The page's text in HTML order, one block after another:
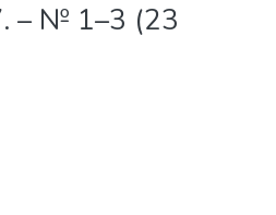
– № 1–3 (23